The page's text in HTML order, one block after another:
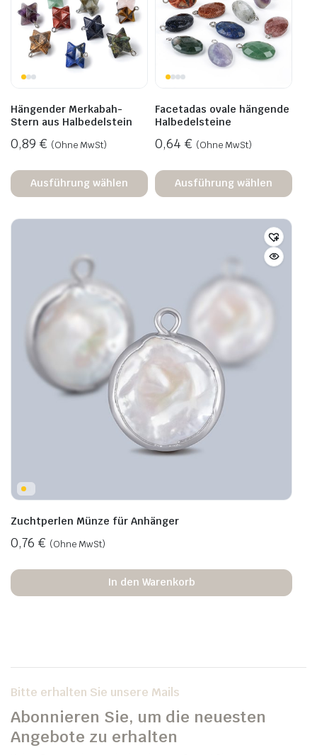
Hängender Merkabah-
Stern aus Halbedelstein
0,89 € (Ohne MwSt)
Ausführung wählen
Facetadas ovale hängende
Halbedelsteine
0,64 € (Ohne MwSt)
Ausführung wählen
Zuchtperlen Münze für Anhänger
0,76 € (Ohne MwSt)
In den Warenkorb
Bitte erhalten Sie unsere Mails
Abonnieren Sie, um die neuesten
Angebote zu erhalten